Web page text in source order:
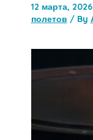
12 марта, 2026
полетов / By